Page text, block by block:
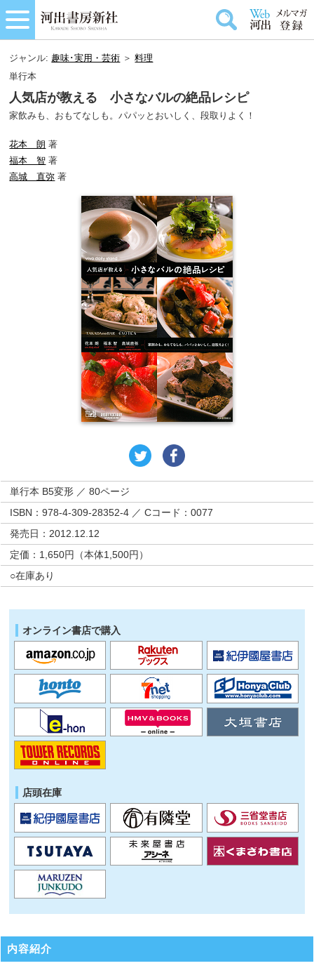
ジャンル: 趣味･実用・芸術 ＞料理
単行本
人気店が教える 小さなバルの絶品レシピ
家飲みも、おもてなしも。パパッとおいしく、段取りよく！
花本 朗 著
福本 智 著
高城 直弥 著
単行本 B5変形 ／ 80ページ
ISBN：978-4-309-28352-4 ／ Cコード：0077
発売日：2012.12.12
定価：1,650円（本体1,500円）
○在庫あり
オンライン書店で購入
店頭在庫
内容紹介